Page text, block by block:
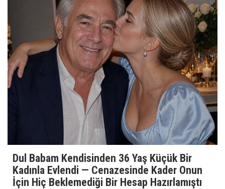
Dul Babam Kendisinden 36 Yaş Küçük Bir
Kadınla Evlendi — Cenazesinde Kader Onun
İçin Hiç Beklemediği Bir Hesap Hazırlamıştı